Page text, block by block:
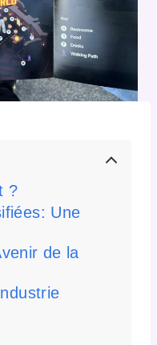
?
Une
de la